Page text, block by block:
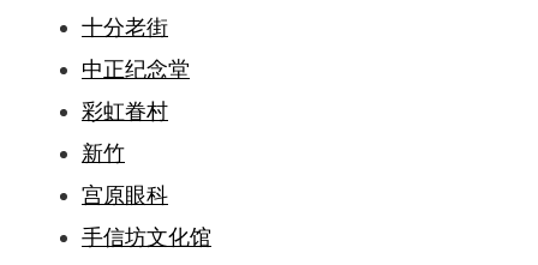
十分老街
中正纪念堂
彩虹眷村
新竹
宫原眼科
手信坊文化馆